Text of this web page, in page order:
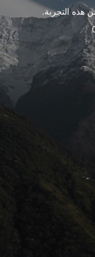
هذه التجربة.